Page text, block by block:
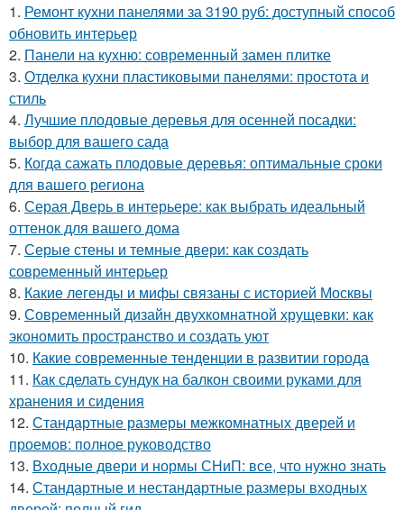
1. Ремонт кухни панелями за 3190 руб: доступный способ
обновить интерьер
2. Панели на кухню: современный замен плитке
3. Отделка кухни пластиковыми панелями: простота и
стиль
4. Лучшие плодовые деревья для осенней посадки:
выбор для вашего сада
5. Когда сажать плодовые деревья: оптимальные сроки
для вашего региона
6. Серая Дверь в интерьере: как выбрать идеальный
оттенок для вашего дома
7. Серые стены и темные двери: как создать
современный интерьер
8. Какие легенды и мифы связаны с историей Москвы
9. Современный дизайн двухкомнатной хрущевки: как
экономить пространство и создать уют
10. Какие современные тенденции в развитии города
11. Как сделать сундук на балкон своими руками для
хранения и сидения
12. Стандартные размеры межкомнатных дверей и
проемов: полное руководство
13. Входные двери и нормы СНиП: все, что нужно знать
14. Стандартные и нестандартные размеры входных